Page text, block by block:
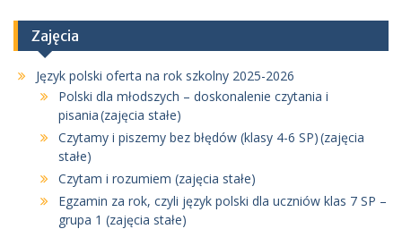
Zajęcia
Język polski oferta na rok szkolny 2025-2026
Polski dla młodszych – doskonalenie czytania i
pisania (zajęcia stałe)
Czytamy i piszemy bez błędów (klasy 4-6 SP) (zajęcia
stałe)
Czytam i rozumiem (zajęcia stałe)
Egzamin za rok, czyli język polski dla uczniów klas 7 SP –
grupa 1 (zajęcia stałe)